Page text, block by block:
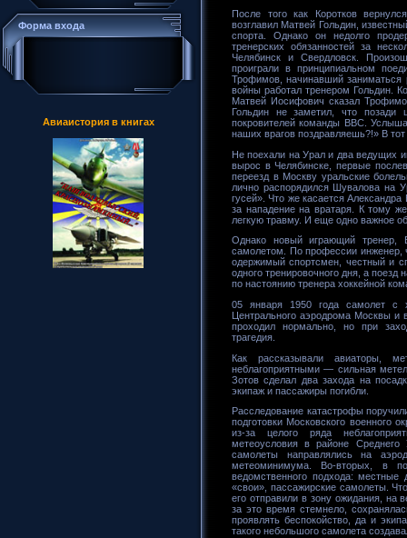
Форма входа
Авиаистория в книгах
После того как Коротков
возглавил Матвей Гольдин,
спорта. Однако он недолго
тренерских обязанностей за
Челябинск и Свердловск.
проиграли в принципиальном
Трофимов, начинавший заниматься
войны работал тренером Гольдин.
Матвей Иосифович сказал
Гольдин не заметил, что позади
покровителей команды ВВС.
наших врагов поздравляешь?!» В
Не поехали на Урал и два ведущих
вырос в Челябинске, первые
переезд в Москву уральские
лично распорядился Шувалова на
гусей». Что же касается
за нападение на вратаря. К тому
легкую травму. И еще одно важное
Однако новый играющий тренер,
самолетом. По профессии инженер,
одержимый спортсмен, честный и
одного тренировочного дня, а поезд
по настоянию тренера хоккейной
05 января 1950 года самолет с
Центрального аэродрома Москвы и
проходил нормально, но при
трагедия.
Как рассказывали авиаторы,
неблагоприятными — сильная
Зотов сделал два захода на
экипаж и пассажиры погибли.
Расследование катастрофы
подготовки Московского военного
из-за целого ряда
метеоусловия в районе
самолеты направлялись на
метеоминимума. Во-вторых, в
ведомственного подхода:
«свои», пассажирские самолеты.
его отправили в зону ожидания, на
за это время стемнело,
проявлять беспокойство, да и
такого небольшого самолета